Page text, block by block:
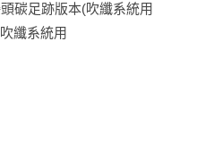
碳足跡版本(吹纖系統用
纖系統用